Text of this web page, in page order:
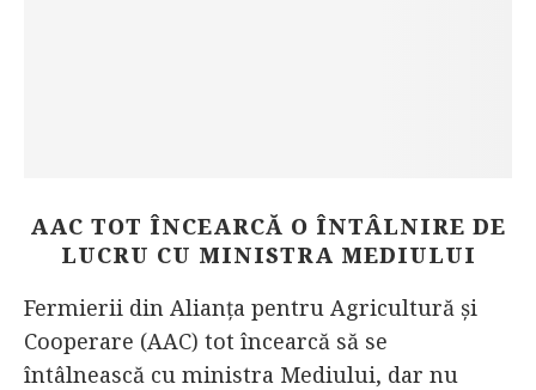
AAC TOT ÎNCEARCĂ O ÎNTÂLNIRE DE
LUCRU CU MINISTRA MEDIULUI
Fermierii din Alianța pentru Agricultură și
Cooperare (AAC) tot încearcă să se
întâlnească cu ministra Mediului, dar nu